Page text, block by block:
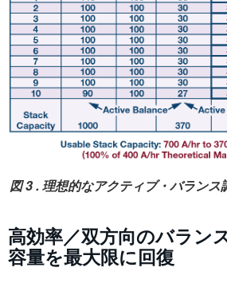
図 3 . 理想的なアクティブ・バラン
高効率／双方向のバラン
容量を最大限に回復